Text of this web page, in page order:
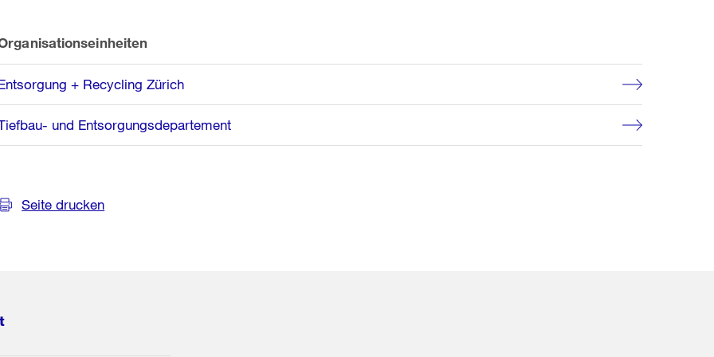
+ Recycling Zürich
und Entsorgungsdepartement
Seite drucken